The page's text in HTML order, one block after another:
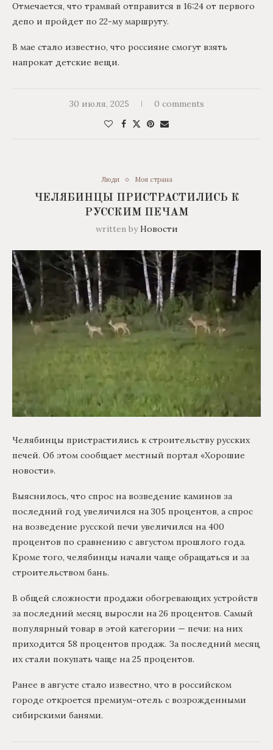
Отмечается, что трамвай отправится в 16:24 от первого
депо и пройдет по 22-му маршруту.
В мае стало известно, что россияне смогут взять
напрокат детские вещи.
30 июля, 2025 0 comments
Люди Моя страна
ЧЕЛЯБИНЦЫ ПРИСТРАСТИЛИСЬ К
РУССКИМ ПЕЧАМ
written byНовости
Челябинцы пристрастились к строительству русских
печей. Об этом сообщает местный портал «Хорошие
новости».
Выяснилось, что спрос на возведение каминов за
последний год увеличился на 305 процентов, а спрос
на возведение русской печи увеличился на 400
процентов по сравнению с августом прошлого года.
Кроме того, челябинцы начали чаще обращаться и за
строительством бань.
В общей сложности продажи обогревающих устройств
за последний месяц выросли на 26 процентов. Самый
популярный товар в этой категории — печи: на них
приходится 58 процентов продаж. За последний месяц
их стали покупать чаще на 25 процентов.
Ранее в августе стало известно, что в российском
городе откроется премиум-отель с возрожденными
сибирскими банями.